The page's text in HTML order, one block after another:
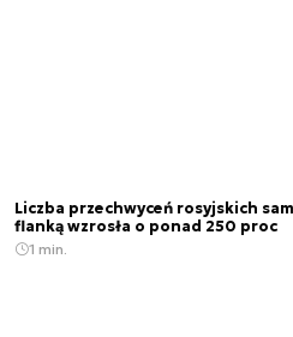
Liczba przechwyceń rosyjskich
flanką wzrosła o ponad 250 proc
1 min.